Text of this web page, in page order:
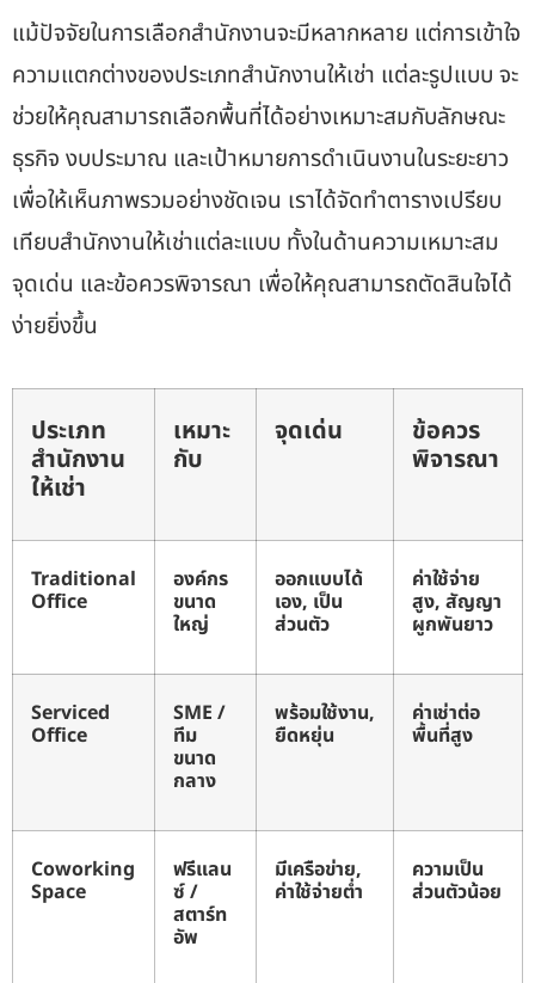
แม้ปัจจัยในการเลือกสำนักงานจะมีหลากหลาย แต่การเข้าใจ
ความแตกต่างของประเภทสำนักงานให้เช่า แต่ละรูปแบบ จะ
ช่วยให้คุณสามารถเลือกพื้นที่ได้อย่างเหมาะสมกับลักษณะ
ธุรกิจ งบประมาณ และเป้าหมายการดำเนินงานในระยะยาว
เพื่อให้เห็นภาพรวมอย่างชัดเจน เราได้จัดทำตารางเปรียบ
เทียบสำนักงานให้เช่าแต่ละแบบ ทั้งในด้านความเหมาะสม
จุดเด่น และข้อควรพิจารณา เพื่อให้คุณสามารถตัดสินใจได้
ง่ายยิ่งขึ้น
ประเภท
สำนักงาน
ให้เช่า
เหมาะ
กับ
จุดเด่น
ข้อควร
พิจารณา
Traditional
Office
องค์กร
ขนาด
ใหญ่
ออกแบบได้
เอง, เป็น
ส่วนตัว
ค่าใช้จ่าย
สูง, สัญญา
ผูกพันยาว
Serviced
Office
SME /
ทีม
ขนาด
กลาง
พร้อมใช้งาน,
ยืดหยุ่น
ค่าเช่าต่อ
พื้นที่สูง
Coworking
Space
ฟรีแลน
ซ์ /
สตาร์ท
อัพ
มีเครือข่าย,
ค่าใช้จ่ายต่ำ
ความเป็น
ส่วนตัวน้อย